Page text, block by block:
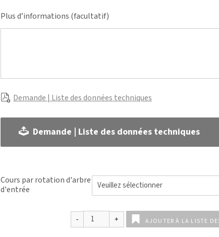
Plus d’informations (facultatif)
Demande | Liste des données techniques
Demande | Liste des données techniques
Cours par rotation d'arbre
d'entrée
AJOUTER À LA LISTE